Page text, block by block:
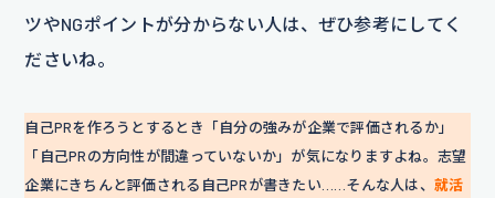
ツやNGポイントが分からない人は、ぜひ参考にしてく
ださいね。
自己PRを作ろうとするとき「自分の強みが企業で評価されるか」
「自己PRの方向性が間違っていないか」が気になりますよね。志望
企業にきちんと評価される自己PRが書きたい……そんな人は、 就活